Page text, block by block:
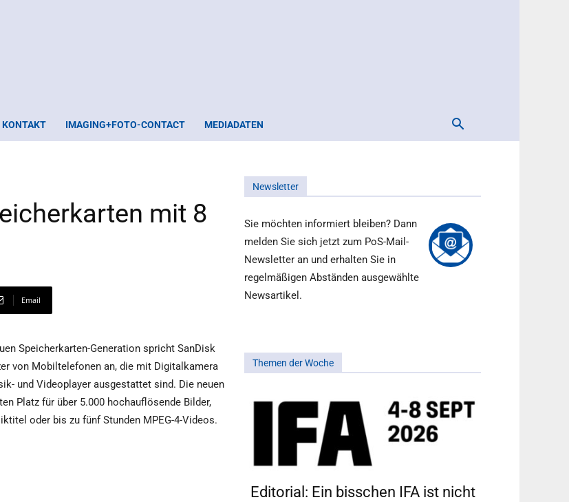
KONTAKT IMAGING+FOTO-CONTACT MEDIADATEN
mit 8
Email
Speicherkarten-Generation spricht SanDisk
von Mobiltelefonen an, die mit Digitalkamera
und Videoplayer ausgestattet sind. Die neuen
Platz für über 5.000 hochauflösende Bilder,
oder bis zu fünf Stunden MPEG-4-Videos.
Newsletter
Sie möchten informiert bleiben? Dann
melden Sie sich jetzt zum PoS-Mail-
Newsletter an und erhalten Sie in
regelmäßigen Abständen ausgewählte
Newsartikel.
Themen der Woche
Editorial: Ein bisschen IFA ist nicht